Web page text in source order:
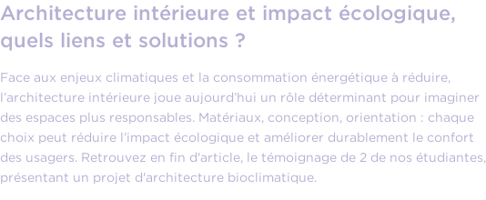
Architecture intérieure et impact écologique,
quels liens et solutions ?
Face aux enjeux climatiques et la consommation énergétique à réduire,
l’architecture intérieure joue aujourd’hui un rôle déterminant pour imaginer
des espaces plus responsables. Matériaux, conception, orientation : chaque
choix peut réduire l’impact écologique et améliorer durablement le confort
des usagers. Retrouvez en fin d'article, le témoignage de 2 de nos étudiantes,
présentant un projet d'architecture bioclimatique.